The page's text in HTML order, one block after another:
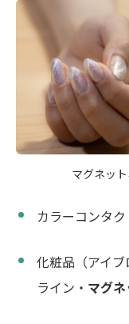
マグネット
カラーコンタ
化粧品（アイ
ライン・ マグ